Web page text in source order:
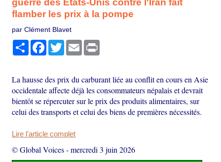
guerre des États-Unis contre l'Iran fait
flamber les prix à la pompe
par Clément Blavet
PartagerFacebook
TwitterEmail
La hausse des prix du carburant liée au conflit en cours en Asie
occidentale affecte déjà les consommateurs népalais et devrait
bientôt se répercuter sur le prix des produits alimentaires, sur
celui des transports et celui des biens de premières nécessités.
Lire l'article complet
© Global Voices-mercredi 3 juin 2026